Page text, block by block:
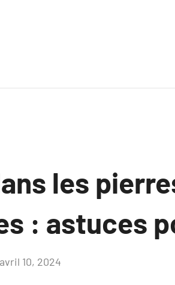
les
: astuces
avril 10, 2024